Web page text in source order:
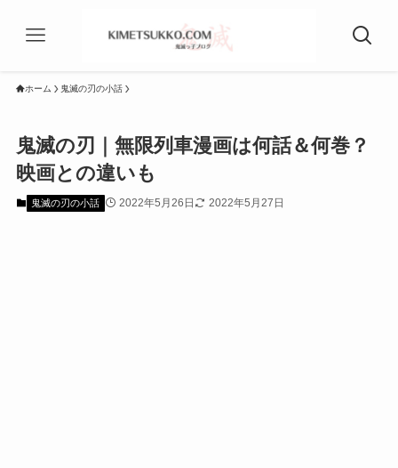
ホーム 鬼滅の刃の小話
鬼滅の刃｜無限列車漫画は何話＆何巻？
映画との違いも
鬼滅の刃の小話 2022年5月26日 2022年5月27日